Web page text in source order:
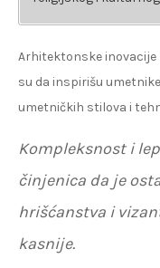
Arhitektonske
su da inspirišu
umetničkih stilova i
Kompleksnost i
činjenica da je
hrišćanstva i
kasnije.